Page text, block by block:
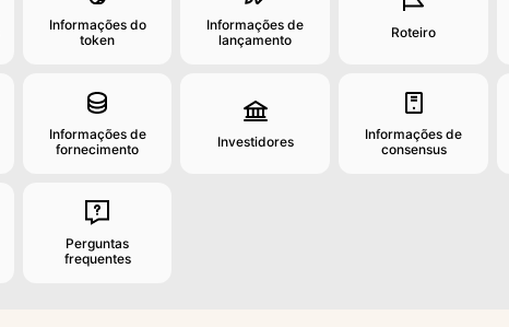
Informações do
token
Informações de
lançamento
Roteiro
Informações de
fornecimento
Investidores
Informações de
consensus
Perguntas
frequentes